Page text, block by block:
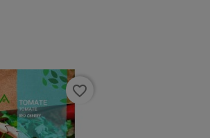
favorite_border